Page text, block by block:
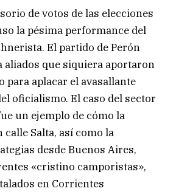
de votos de las elecciones
la pésima performance del
El partido de Perón
aliados que siquiera aportaron
para aplacar el avasallante
oficialismo. El caso del sector
un ejemplo de cómo la
calle Salta, así como la
desde Buenos Aires,
«cristino camporistas»,
en Corrientes